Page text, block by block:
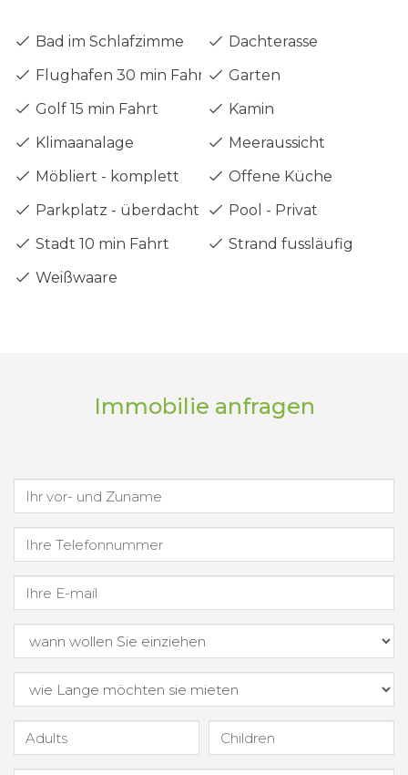
Bad im Schlafzimme
Dachterasse
Flughafen 30 min Fahrt
Garten
Golf 15 min Fahrt
Kamin
Klimaanalage
Meeraussicht
Möbliert - komplett
Offene Küche
Parkplatz - überdacht
Pool - Privat
Stadt 10 min Fahrt
Strand fussläufig
Weißwaare
Immobilie anfragen